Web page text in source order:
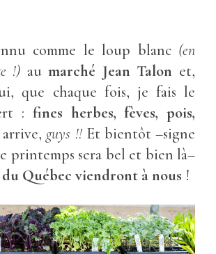
comme le loup blanc (en
!) aumarché Jean Talon et,
que chaque fois, je fais le
: fines herbes, fèves, pois,
guys !! Et bientôt –signe
printemps sera bel et bien là–
du Québec viendront à nous !